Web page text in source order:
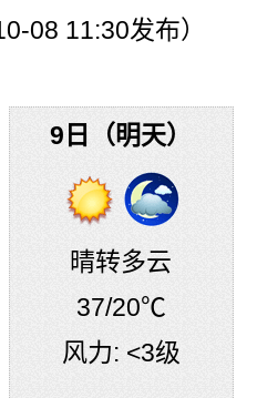
08 11:30发布）
9日（明天）
晴转多云
37/20℃
风力: <3级